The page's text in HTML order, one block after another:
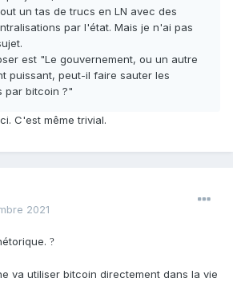
un tas de trucs en LN avec des
par l'état. Mais je n'ai pas
est "Le gouvernement, ou un autre
puissant, peut-il faire sauter les
par bitcoin ?"
C'est même trivial.
2021
?
va utiliser bitcoin directement dans la vie